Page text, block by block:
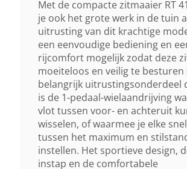
Met de compacte zitmaaier RT
je ook het grote werk in de tuin
uitrusting van dit krachtige
een eenvoudige bediening en
rijcomfort mogelijk zodat deze
moeiteloos en veilig te besturen
belangrijk uitrustingsonderdeel
is de 1-pedaal-wielaandrijving
vlot tussen voor- en achteruit
wisselen, of waarmee je elke
tussen het maximum en
instellen. Het sportieve design,
instap en de comfortabele
Type Transmissie
Traploos Hydrostatisch
Snelheid
Vooruit 8,2 Km/u, Achteruit 4,2
Km/u
Maaisysteem